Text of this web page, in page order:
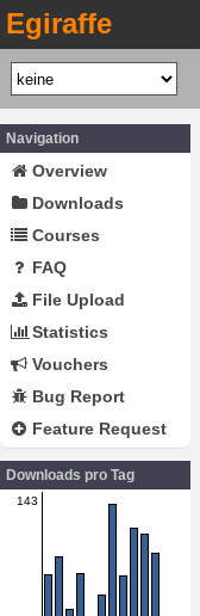
Egiraffe
Navigation
Overview
Downloads
Courses
FAQ
File Upload
Statistics
Vouchers
Bug Report
Feature Request
Downloads pro Tag
143